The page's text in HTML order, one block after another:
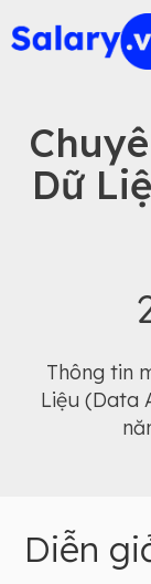
Dữ
Thông tin
Liệu (Data
Diễn